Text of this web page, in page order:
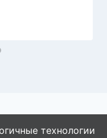
технологии